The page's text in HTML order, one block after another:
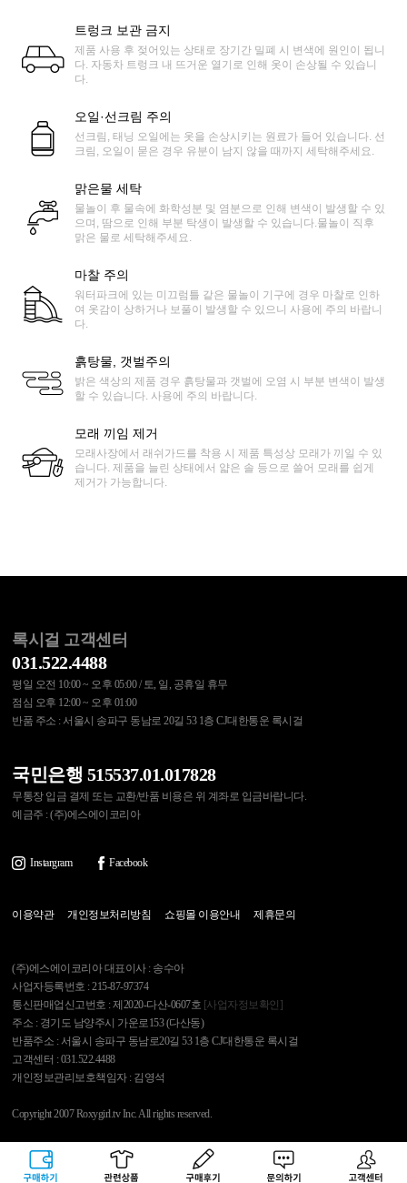
구매하기 관련상품 상품후기 문의하기 고객센터
트렁크 보관 금지
제품 사용 후 젖어있는 상태로 장기간 밀폐 시 변색에 원인이 됩니
다. 자동차 트렁크 내 뜨거운 열기로 인해 옷이 손상될 수 있습니
다.
오일·선크림 주의
선크림, 태닝 오일에는 옷을 손상시키는 원료가 들어 있습니다. 선
크림, 오일이 묻은 경우 유분이 남지 않을 때까지 세탁해주세요.
맑은물 세탁
물놀이 후 물속에 화학성분 및 염분으로 인해 변색이 발생할 수 있
으며, 땀으로 인해 부분 탁생이 발생할 수 있습니다.물놀이 직후
맑은 물로 세탁해주세요.
마찰 주의
워터파크에 있는 미끄럼틀 같은 물놀이 기구에 경우 마찰로 인하
여 옷감이 상하거나 보풀이 발생할 수 있으니 사용에 주의 바랍니
다.
흙탕물, 갯벌주의
밝은 색상의 제품 경우 흙탕물과 갯벌에 오염 시 부분 변색이 발생
할 수 있습니다. 사용에 주의 바랍니다.
모래 끼임 제거
모래사장에서 래쉬가드를 착용 시 제품 특성상 모래가 끼일 수 있
습니다. 제품을 늘린 상태에서 얇은 솔 등으로 쓸어 모래를 쉽게
제거가 가능합니다.
록시걸 고객센터
031.522.4488
평일 오전 10:00 ~ 오후 05:00 / 토, 일, 공휴일 휴무
점심 오후 12:00 ~ 오후 01:00
반품 주소 : 서울시 송파구 동남로 20길 53 1층 CJ대한통운 록시걸
국민은행 515537.01.017828
무통장 입금 결제 또는 교환/반품 비용은 위 계좌로 입금바랍니다.
예금주 : (주)에스에이코리아
Instargram Facebook
이용약관 개인정보처리방침 쇼핑몰 이용안내 제휴문의
(주)에스에이코리아 대표이사 : 송수아
사업자등록번호 : 215-87-97374
통신판매업신고번호 : 제2020-다산-0607호 [사업자정보확인]
주소 : 경기도 남양주시 가운로153 (다산동)
반품주소 : 서울시 송파구 동남로20길 53 1층 CJ대한통운 록시걸
고객센터 : 031.522.4488
개인정보관리보호책임자 : 김영석
Copyright 2007 Roxygirl.tv Inc. All rights reserved.
록시걸 PC Ver